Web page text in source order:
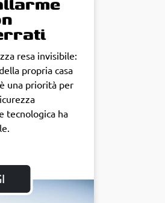
resa invisibile:
propria casa
una priorità per
tecnologica ha